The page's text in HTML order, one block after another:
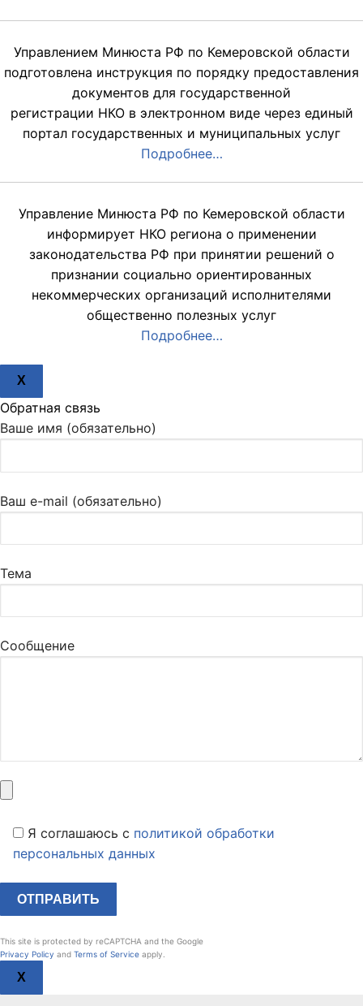
Управлением Минюста РФ по Кемеровской области
подготовлена инструкция по порядку предоставления
документов для государственной
регистрации НКО в электронном виде через единый
портал государственных и муниципальных услуг
Подробнее…
Управление Минюста РФ по Кемеровской области
информирует НКО региона о применении
законодательства РФ при принятии решений о
признании социально ориентированных
некоммерческих организаций исполнителями
общественно полезных услуг
Подробнее…
X
Обратная связь
Ваше имя (обязательно)
Ваш e-mail (обязательно)
Тема
Сообщение
Я соглашаюсь c политикой обработки
персональных данных
This site is protected by reCAPTCHA and the Google
Privacy Policy and Terms of Service apply.
X